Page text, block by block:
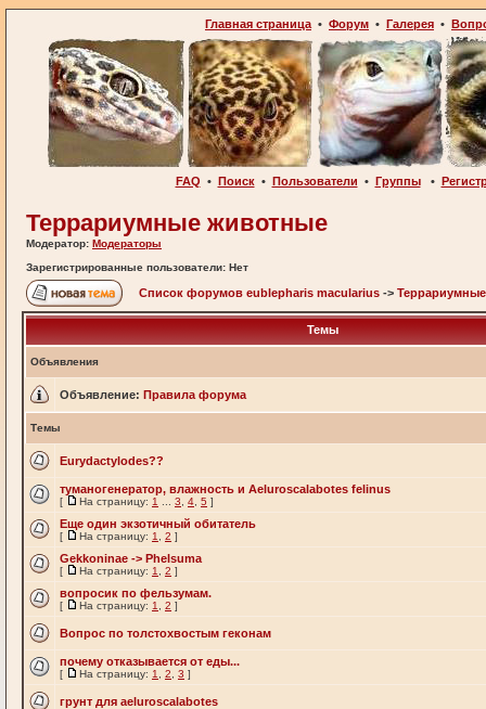
Главная страница • Форум • Галерея •
FAQ • Поиск• Пользователи • Группы•
Террариумные животные
Модератор: Модераторы
Зарегистрированные пользователи: Нет
Список форумов eublepharis macularius ->
Темы
Объявления
Объявление: Правила форума
Темы
Eurydactylodes??
туманогенератор, влажность и Aeluroscalabotes felinus
[ На страницу: 1 3 4 5 ]
Еще один экзотичный обитатель
[ На страницу: 1 2 ]
Gekkoninae -> Phelsuma
[ На страницу: 1 2 ]
вопросик по фельзумам.
[ На страницу: 1 2 ]
Вопрос по толстохвостым геконам
почему отказывается от еды...
[ На страницу: 1 2 3 ]
грунт для aeluroscalabotes